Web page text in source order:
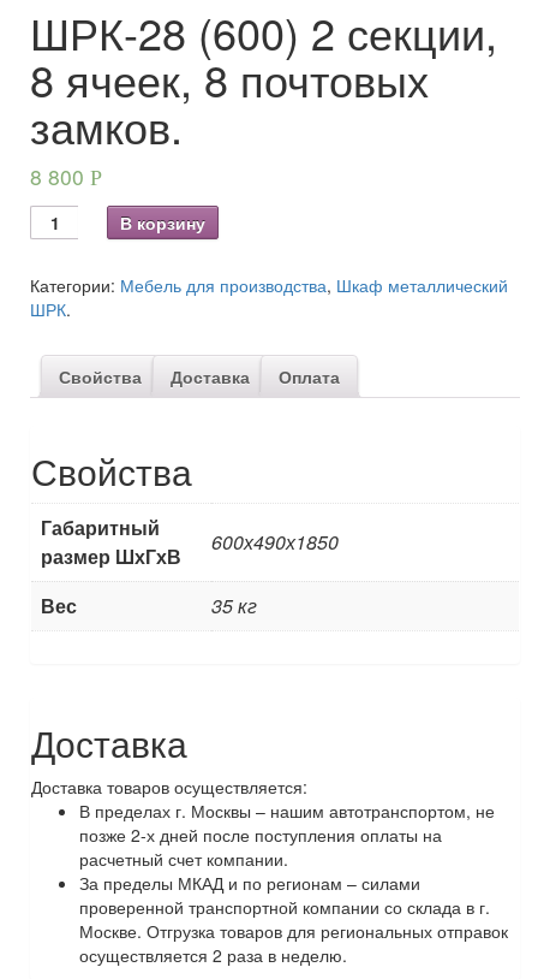
ШРК-28 (600) 2 секции,
8 ячеек, 8 почтовых
замков.
8 800 Р
В корзину
Категории: Мебель для производства, Шкаф металлический
ШРК.
Свойства Доставка Оплата
Свойства
Габаритный
размер ШхГхВ
600х490х1850
Вес 35 кг
Доставка
Доставка товаров осуществляется:
В пределах г. Москвы – нашим автотранспортом, не
позже 2-х дней после поступления оплаты на
расчетный счет компании.
За пределы МКАД и по регионам – силами
проверенной транспортной компании со склада в г.
Москве. Отгрузка товаров для региональных отправок
осуществляется 2 раза в неделю.